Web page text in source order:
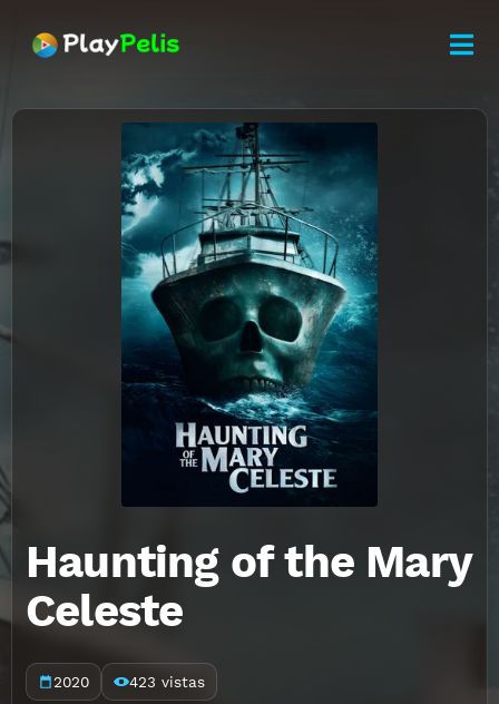
Haunting of the Mary
Celeste
2020 423 vistas